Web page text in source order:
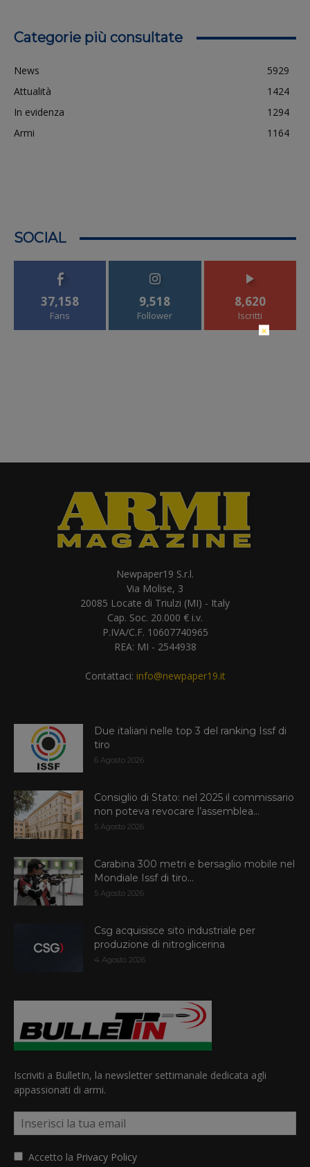
Categorie più consultate
News
5929
Attualità
1424
In evidenza
1294
Armi
1164
SOCIAL
37,158
Fans
9,518
Follower
8,620
Iscritti
Newpaper19 S.r.l.
Via Molise, 3
20085 Locate di Triulzi (MI) - Italy
Cap. Soc. 20.000 € i.v.
P.IVA/C.F. 10607740965
REA: MI - 2544938
Contattaci: info@newpaper19.it
Due italiani nelle top 3 del ranking Issf di
tiro
6 Agosto 2026
Consiglio di Stato: nel 2025 il commissario
non poteva revocare l’assemblea...
5 Agosto 2026
Carabina 300 metri e bersaglio mobile nel
Mondiale Issf di tiro...
5 Agosto 2026
Csg acquisisce sito industriale per
produzione di nitroglicerina
4 Agosto 2026
Iscriviti a BulletIn, la newsletter settimanale dedicata agli
appassionati di armi.
Accetto la Privacy Policy
×